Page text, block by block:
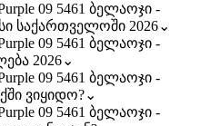
09 5461 ბელაოჯი -
საქართველოში 2026⌄
09 5461 ბელაოჯი -
2026⌄
09 5461 ბელაოჯი -
ვიყიდო?⌄
09 5461 ბელაოჯი -